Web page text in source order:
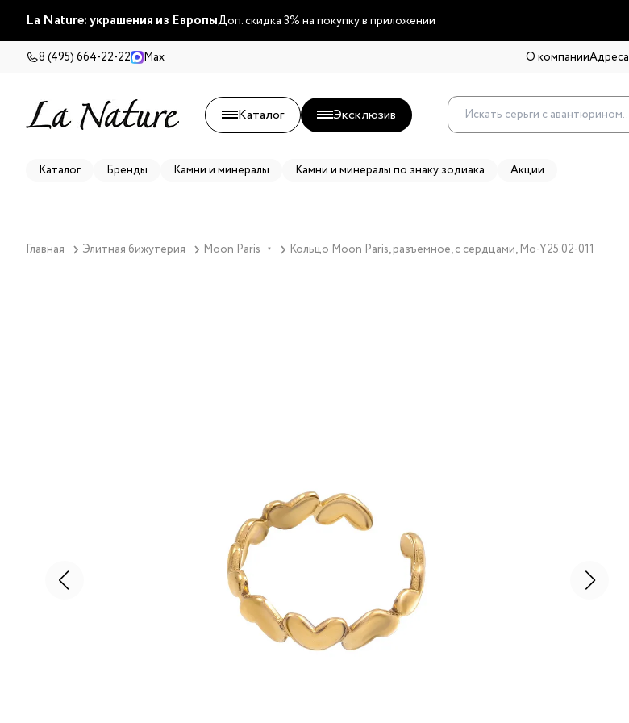
La Nature: украшения из ЕвропыДоп. скидка 3% на покупку в приложении
8 (495) 664-22-22 Max О компании
Каталог Эксклюзив
Каталог Бренды Камни и минералы Камни и минералы по знаку зодиака Акции
Главная Элитная бижутерия Moon Paris ▼ Кольцо Moon Paris, разъемное, с сердцами, Mo-Y25.02-011